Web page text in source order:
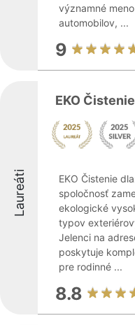
významné
automobilov, ...
9
Laureáti
EKO
EKO Čistenie
spoločnosť
ekologické
typov
Jelenci na
poskytuje
pre rodinné ...
8.8